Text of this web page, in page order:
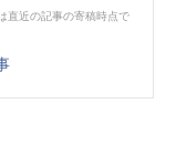
直近の記事の寄稿時点で